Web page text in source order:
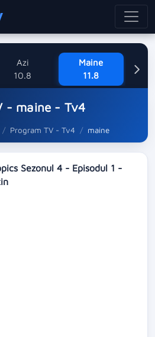
Azi
10.8
Maine
11.8
- maine - Tv4
Program TV - Tv4 maine
Sezonul 4 - Episodul 1 -